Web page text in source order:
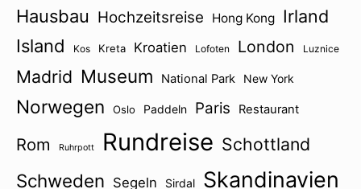
Hausbau Hochzeitsreise Hong Kong Irland
Island
Kos Kreta Kroatien Lofoten London Luznice
Madrid Museum National Park New York
Norwegen Oslo Paddeln Paris Restaurant
Rom Ruhrpott Rundreise Schottland
Schweden Segeln Sirdal Skandinavien